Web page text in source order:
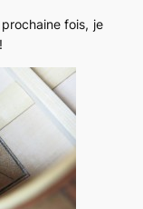
fois, je